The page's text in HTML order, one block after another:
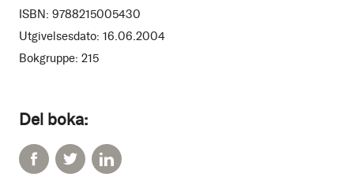
Del boka:
ISBN: 9788215005430
Utgivelsesdato: 16.06.2004
Bokgruppe: 215